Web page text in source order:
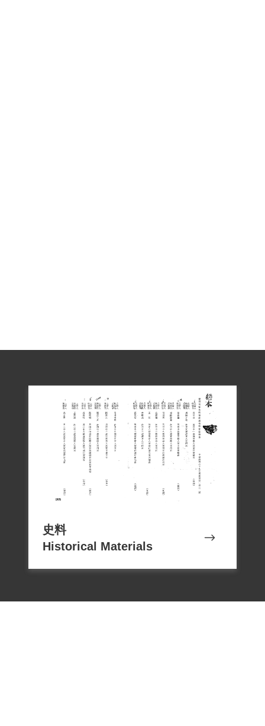
史料
Historical Materials